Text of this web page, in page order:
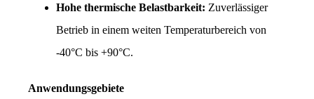
Hohe thermische Belastbarkeit: Zuverlässiger
Betrieb in einem weiten Temperaturbereich von
-40°C bis +90°C.
Anwendungsgebiete